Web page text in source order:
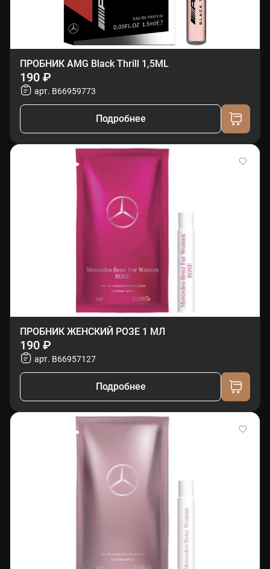
ПРОБНИК AMG Black Thrill 1,5ML
190 ₽
арт. B66959773
Подробнее
ПРОБНИК ЖЕНСКИЙ РОЗЕ 1 МЛ
190 ₽
арт. B66957127
Подробнее